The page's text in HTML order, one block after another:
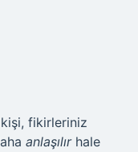
fikirleriniz
anlaşılırhale